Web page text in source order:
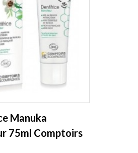
Manuka
75ml Comptoirs